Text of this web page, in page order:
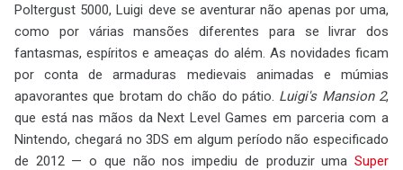
Poltergust 5000, Luigi deve se aventurar não apenas por uma,
como por várias mansões diferentes para se livrar dos
fantasmas, espíritos e ameaças do além. As novidades ficam
por conta de armaduras medievais animadas e múmias
apavorantes que brotam do chão do pátio. Luigi's Mansion 2,
que está nas mãos da Next Level Games em parceria com a
Nintendo, chegará no 3DS em algum período não especificado
de 2012 — o que não nos impediu de produzir uma Super